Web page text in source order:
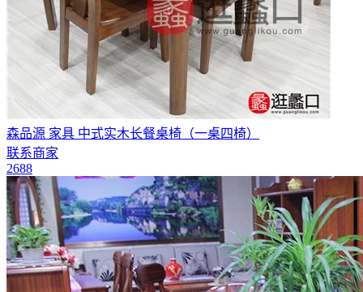
森品源 家具 中式实木长餐桌椅（一桌四椅）
联系商家
2688